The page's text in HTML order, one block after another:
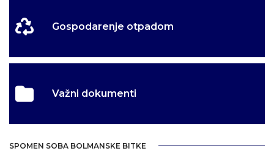
Gospodarenje otpadom
Važni dokumenti
SPOMEN SOBA BOLMANSKE BITKE